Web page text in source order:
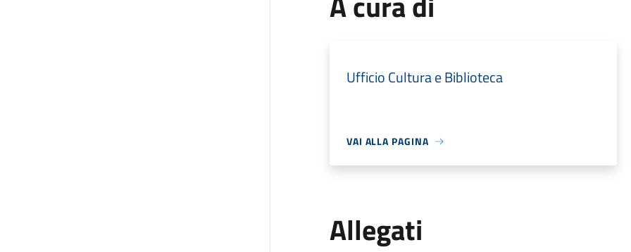
Ufficio Cultura e Biblioteca
VAI ALLA PAGINA
Allegati